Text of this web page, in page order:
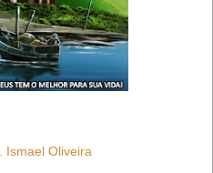
Ismael Oliveira